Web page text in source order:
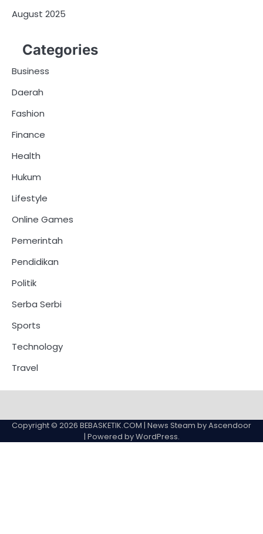
August 2025
Categories
Business
Daerah
Fashion
Finance
Health
Hukum
Lifestyle
Online Games
Pemerintah
Pendidikan
Politik
Serba Serbi
Sports
Technology
Travel
Copyright © 2026 BEBASKETIK.COM | News Steam byAscendoor
| Powered byWordPress.